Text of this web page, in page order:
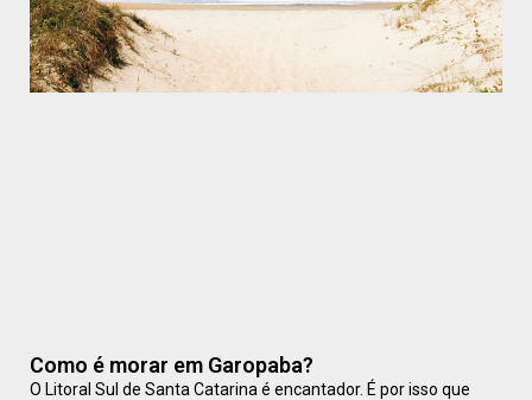
Como é morar em Garopaba?
O Litoral Sul de Santa Catarina é encantador. É por isso que